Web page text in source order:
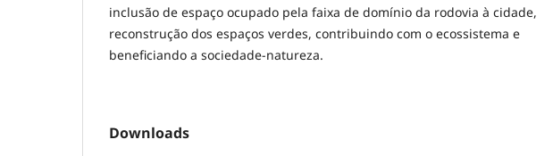
inclusão de espaço ocupado pela faixa de domínio da rodovia à cidade,
reconstrução dos espaços verdes, contribuindo com o ecossistema e
beneficiando a sociedade-natureza.
Downloads